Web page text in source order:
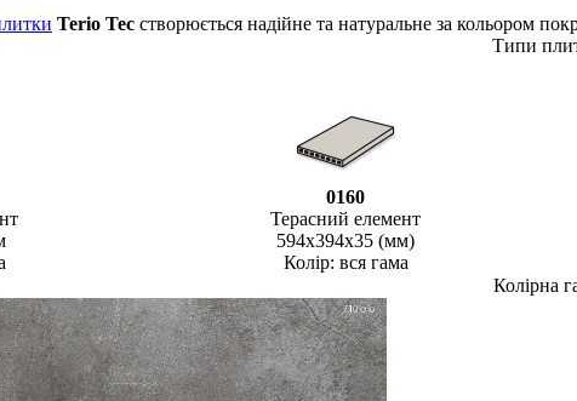
Terio Tec створюється надійне та натуральне за кольором
Типи
0160
Терасний елемент
594х394х35 (мм)
Колір: вся гама
Колірна